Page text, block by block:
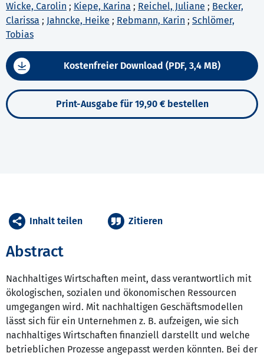
Wicke, Carolin ; Kiepe, Karina ; Reichel, Juliane ; Becker,
Clarissa ; Jahncke, Heike ; Rebmann, Karin ; Schlömer,
Tobias
Kostenfreier Download (PDF, 3,4 MB)
Print-Ausgabe für 19,90 € bestellen
Abstract
Nachhaltiges Wirtschaften meint, dass verantwortlich mit
ökologischen, sozialen und ökonomischen Ressourcen
umgegangen wird. Mit nachhaltigen Geschäftsmodellen
lässt sich für ein Unternehmen z. B. aufzeigen, wie sich
nachhaltiges Wirtschaften finanziell darstellt und welche
betrieblichen Prozesse angepasst werden könnten. Bei der
Inhalt teilen Zitieren